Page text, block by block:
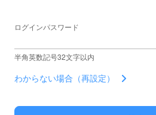
ログインパスワード
半角英数記号32文字以内
わからない場合（再設定）